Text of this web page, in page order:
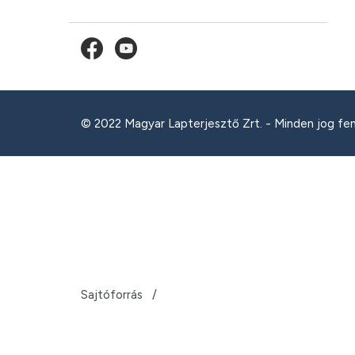
© 2022 Magyar Lapterjesztő Zrt. - Minden jog
Sajtóforrás